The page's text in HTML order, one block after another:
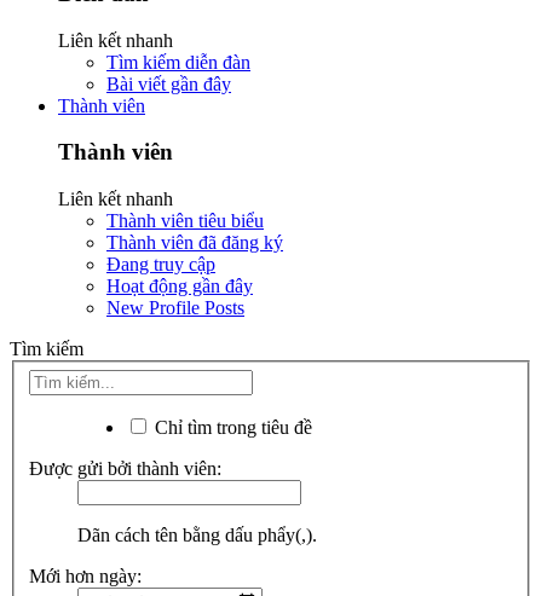
Liên kết nhanh
Tìm kiếm diễn đàn
Bài viết gần đây
Thành viên
Thành viên
Liên kết nhanh
Thành viên tiêu biểu
Thành viên đã đăng ký
Đang truy cập
Hoạt động gần đây
New Profile Posts
Tìm kiếm
Chỉ tìm trong tiêu đề
Được gửi bởi thành viên:
Dãn cách tên bằng dấu phẩy(,).
Mới hơn ngày: